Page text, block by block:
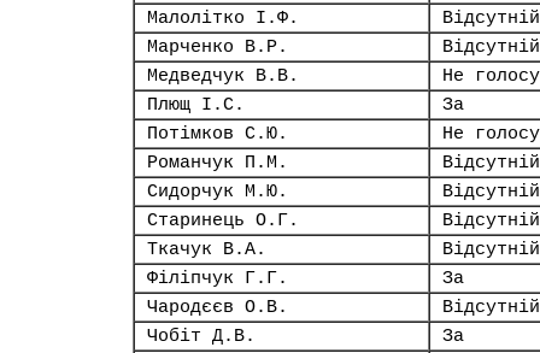
Малолітко І.Ф.
Відсутній
Марченко В.Р.
Відсутній
Медведчук В.В.
Не
Плющ І.С.
За
Потімков С.Ю.
Не
Романчук П.М.
Відсутній
Сидорчук М.Ю.
Відсутній
Старинець О.Г.
Відсутній
Ткачук В.А.
Відсутній
Філіпчук Г.Г.
За
Чародєєв О.В.
Відсутній
Чобіт Д.В.
За